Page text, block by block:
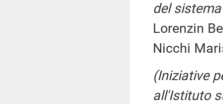
del
Lorenzin
Nicchi
(Iniziative
all'Istituto